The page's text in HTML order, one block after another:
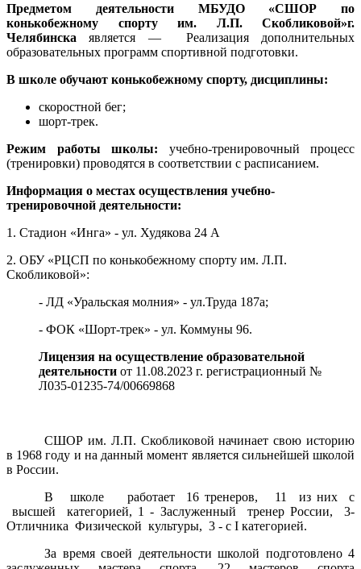
Предметом деятельности МБУДО «СШОР по
конькобежному спорту им. Л.П. Скобликовой»г.
Челябинска является — Реализация дополнительных
образовательных программ спортивной подготовки.
В школе обучают конькобежному спорту, дисциплины:
скоростной бег;
шорт-трек.
Режим работы школы: учебно-тренировочный процесс
(тренировки) проводятся в соответствии с расписанием.
Информация о местах осуществления учебно-
тренировочной деятельности:
1. Стадион «Инга» - ул. Худякова 24 А
2. ОБУ «РЦСП по конькобежному спорту им. Л.П.
Скобликовой»:
- ЛД «Уральская молния» - ул.Труда 187а;
- ФОК «Шорт-трек» - ул. Коммуны 96.
Лицензия на осуществление образовательной
деятельности от 11.08.2023 г. регистрационный №
Л035-01235-74/00669868
СШОР им. Л.П. Скобликовой начинает свою историю
в 1968 году и на данный момент является сильнейшей школой
в России.
В школе работает 16 тренеров, 11 из них с
высшей категорией, 1 - Заслуженный тренер России, 3-
Отличника Физической культуры, 3 - с I категорией.
За время своей деятельности школой подготовлено 4